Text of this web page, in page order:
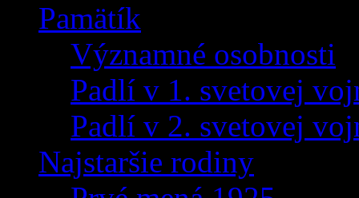
Pamätík
Významné osobnosti
Padlí v 1. svetovej
Padlí v 2. svetovej
Najstaršie rodiny